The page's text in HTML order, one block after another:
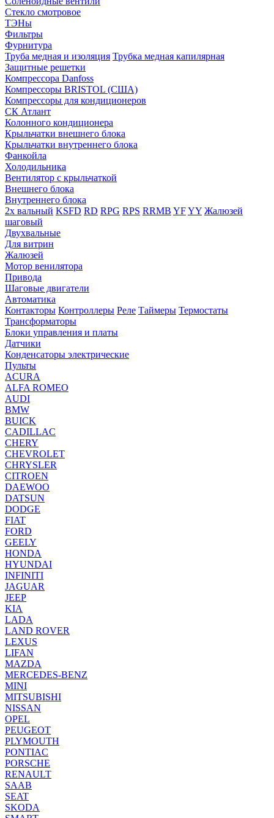
Стекло смотровое
ТЭНы
Фильтры
Фурнитура
Труба медная и изоляция Трубка медная капилярная
Защитные решетки
Компрессора Danfoss
Компрессоры BRISTOL (США)
Компрессоры для кондиционеров
СК Атлант
Колонного кондиционера
Крыльчатки внешнего блока
Крыльчатки внутреннего блока
Фанкойла
Холодильника
Вентилятор с крыльчаткой
Внешнего блока
Внутреннего блока
2х вальный KSFD RD RPG RPS RRMB YFYY Жалюзей
шаговый
Двухвальные
Для витрин
Жалюзей
Мотор венилятора
Привода
Шаговые двигатели
Автоматика
Контакторы Контроллеры Реле Таймеры Термостаты
Трансформаторы
Блоки управления и платы
Датчики
Конденсаторы электрические
Пульты
ACURA
ALFA ROMEO
AUDI
BMW
BUICK
CADILLAC
CHERY
CHEVROLET
CHRYSLER
CITROEN
DAEWOO
DATSUN
DODGE
FIAT
FORD
GEELY
HONDA
HYUNDAI
INFINITI
JAGUAR
JEEP
KIA
LADA
LAND ROVER
LEXUS
LIFAN
MAZDA
MERCEDES-BENZ
MINI
MITSUBISHI
NISSAN
OPEL
PEUGEOT
PLYMOUTH
PONTIAC
PORSCHE
RENAULT
SAAB
SEAT
SKODA